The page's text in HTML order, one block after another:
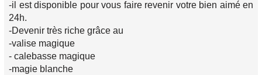
-il est disponible pour vous faire revenir votre bien aimé en
24h.
-Devenir très riche grâce au
-valise magique
- calebasse magique
-magie blanche